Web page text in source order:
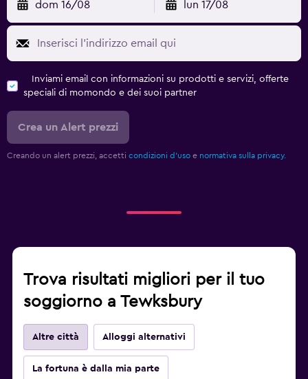
dom 16/08 lun 17/08
Inviami email con informazioni su prodotti e servizi, offerte
speciali di momondo e dei suoi partner
Crea un Alert prezzi
Creando un alert prezzi, accetti condizioni d'uso e normativa sulla privacy.
Trova risultati migliori per il tuo
soggiorno a Tewksbury
Altre città Alloggi alternativi
La fortuna è dalla mia parte